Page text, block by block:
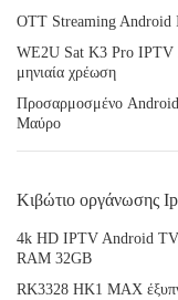
OTT Streaming Android
WE2U Sat K3 Pro IPTV
μηνιαία χρέωση
Προσαρμοσμένο
Μαύρο
Κιβώτιο οργάνωσης
4k HD IPTV Android
RAM 32GB
RK3328 HK1 MAX